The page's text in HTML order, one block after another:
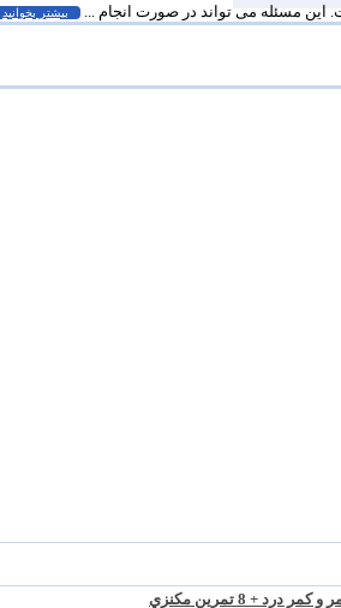
مسئله می تواند در صورت انجام ... بیشتر بخوانید
+ 8 تمرين مکنزي